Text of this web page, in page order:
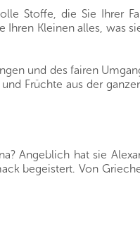
Stoffe, die Sie Ihrer
Kleinen alles, was
und des fairen
Früchte aus der
Angeblich hat sie
begeistert. Von